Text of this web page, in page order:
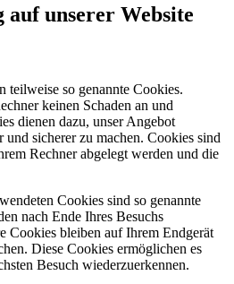
auf unserer Website
teilweise so genannte Cookies.
keinen Schaden an und
dienen dazu, unser Angebot
sicherer zu machen. Cookies sind
Rechner abgelegt werden und die
Cookies sind so genannte
nach Ende Ihres Besuchs
Cookies bleiben auf Ihrem Endgerät
Diese Cookies ermöglichen es
Besuch wiederzuerkennen.